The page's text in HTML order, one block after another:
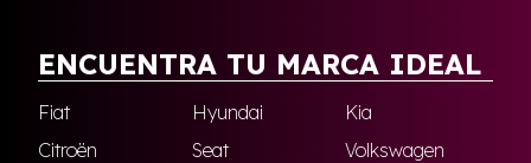
ENCUENTRA TU MARCA IDEAL
Fiat Hyundai
Kia
Citroën
Seat Volkswagen